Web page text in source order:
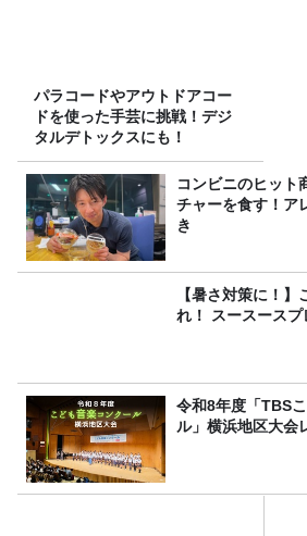
パラコードやアウトドアコー
ドを使った手芸に挑戦！デジ
タルデトックスにも！
コンビニのヒット
チャーを食す！ア
き
【暑さ対策に！
れ！ スースースプ
令和8年度「TBS
ル」横浜地区大会